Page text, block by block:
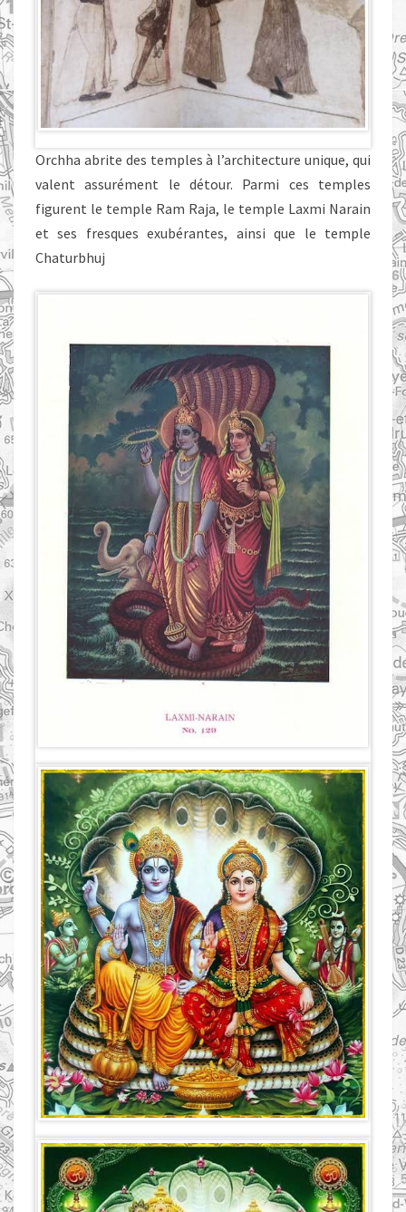
Orchha abrite des temples à l’architecture unique, qui
valent assurément le détour. Parmi ces temples
figurent le temple Ram Raja, le temple Laxmi Narain
et ses fresques exubérantes, ainsi que le temple
Chaturbhuj